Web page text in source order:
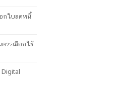
กใบลดหนี้
วรเลือกใช้